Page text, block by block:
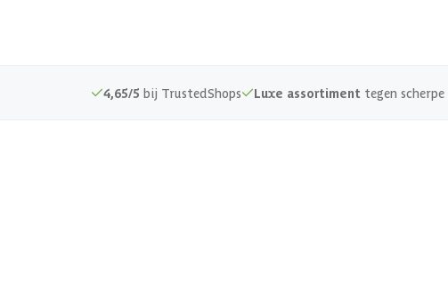
4,65/5 bij TrustedShops Luxe assortiment tegen